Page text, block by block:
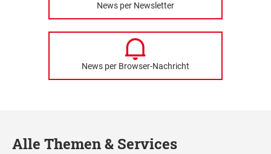
News per Newsletter
News per Browser-Nachricht
Alle Themen & Services